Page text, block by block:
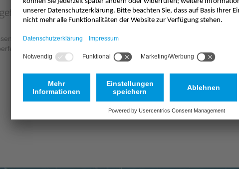
Sonstiges
Lösung. Unsere Experten erarbeiten
Systemlösung für Ihre Anwendung.
Nachricht senden
Service
Sie haben
+49 7262